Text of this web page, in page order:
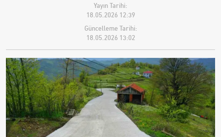
Yayın Tarihi:
18.05.2026 12:39
Güncelleme Tarihi:
18.05.2026 13:02